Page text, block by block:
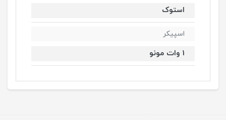
استوک
اسپیکر
1 وات مونو